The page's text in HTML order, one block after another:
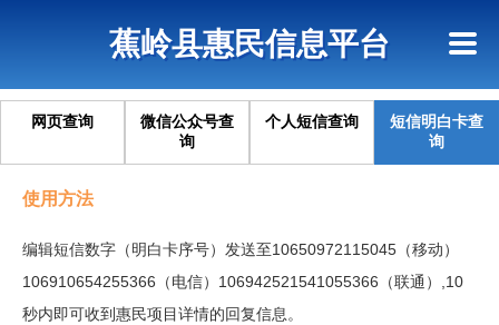
蕉岭县惠民信息平台
网页查询
微信公众号查
询
个人短信查询
短信明白卡查
询
使用方法
编辑短信数字（明白卡序号）发送至10650972115045（移动）
106910654255366（电信）106942521541055366（联通）,10
秒内即可收到惠民项目详情的回复信息。